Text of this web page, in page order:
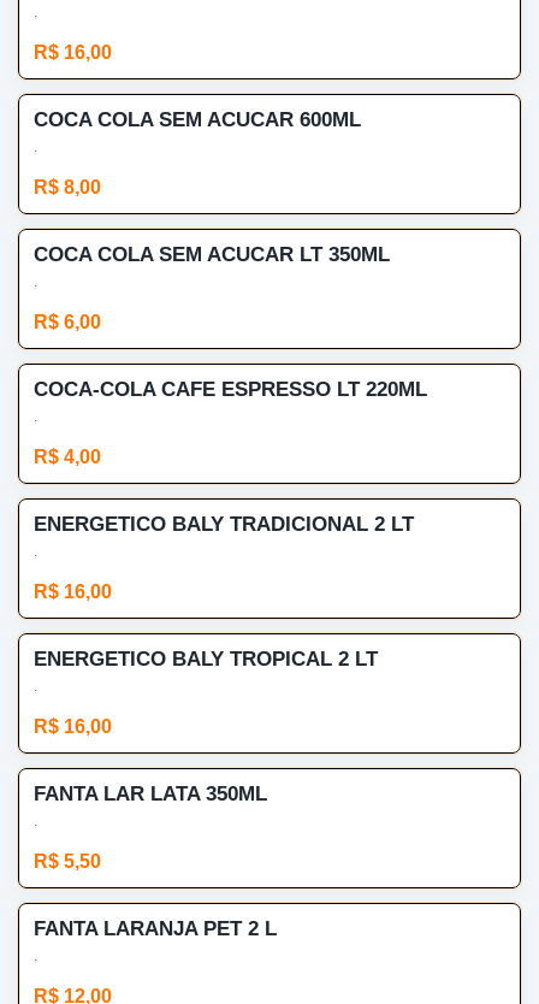
.
R$ 16,00
COCA COLA SEM ACUCAR 600ML
.
R$ 8,00
COCA COLA SEM ACUCAR LT 350ML
.
R$ 6,00
COCA-COLA CAFE ESPRESSO LT 220ML
.
R$ 4,00
ENERGETICO BALY TRADICIONAL 2 LT
.
R$ 16,00
ENERGETICO BALY TROPICAL 2 LT
.
R$ 16,00
FANTA LAR LATA 350ML
.
R$ 5,50
FANTA LARANJA PET 2 L
.
R$ 12,00